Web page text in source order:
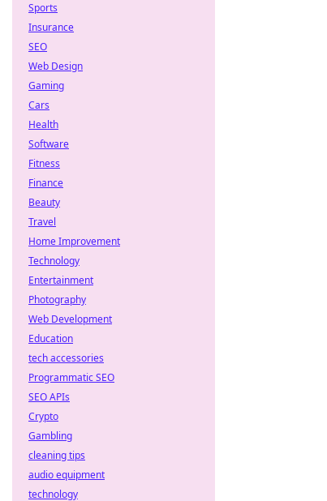
Sports
Insurance
SEO
Web Design
Gaming
Cars
Health
Software
Fitness
Finance
Beauty
Travel
Home Improvement
Technology
Entertainment
Photography
Web Development
Education
tech accessories
Programmatic SEO
SEO APIs
Crypto
Gambling
cleaning tips
audio equipment
technology